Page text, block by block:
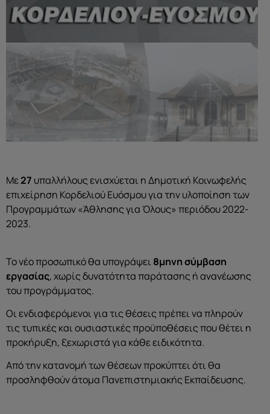
Με27 υπαλλήλους ενισχύεται η Δημοτική Κοινωφελής
επιχείρηση Κορδελιού Ευόσμου για την υλοποίηση των
Προγραμμάτων «Άθλησης για Όλους» περιόδου 2022-
2023.
Το νέο προσωπικό θα υπογράψει 8μηνη σύμβαση
εργασίας, χωρίς δυνατότητα παράτασης ή ανανέωσης
του προγράμματος.
Οι ενδιαφερόμενοι για τις θέσεις πρέπει να πληρούν
τις τυπικές και ουσιαστικές προϋποθέσεις που θέτει η
προκήρυξη, ξεχωριστά για κάθε ειδικότητα.
Από την κατανομή των θέσεων προκύπτει ότι θα
προσληφθούν άτομα Πανεπιστημιακής Εκπαίδευσης.